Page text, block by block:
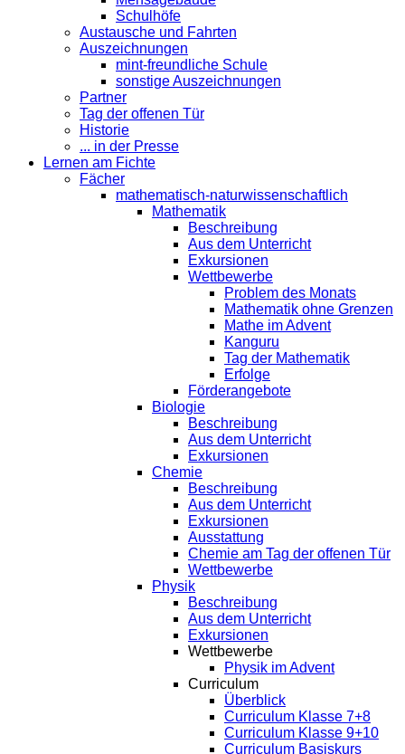
Schulhöfe
Austausche und Fahrten
Auszeichnungen
mint-freundliche Schule
sonstige Auszeichnungen
Partner
Tag der offenen Tür
Historie
... in der Presse
Lernen am Fichte
Fächer
mathematisch-naturwissenschaftlich
Mathematik
Beschreibung
Aus dem Unterricht
Exkursionen
Wettbewerbe
Problem des Monats
Mathematik ohne Grenzen
Mathe im Advent
Kanguru
Tag der Mathematik
Erfolge
Förderangebote
Biologie
Beschreibung
Aus dem Unterricht
Exkursionen
Chemie
Beschreibung
Aus dem Unterricht
Exkursionen
Ausstattung
Chemie am Tag der offenen Tür
Wettbewerbe
Physik
Beschreibung
Aus dem Unterricht
Exkursionen
Wettbewerbe
Physik im Advent
Curriculum
Überblick
Curriculum Klasse 7+8
Curriculum Klasse 9+10
Curriculum Basiskurs